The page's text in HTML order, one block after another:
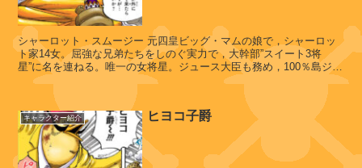
ヴ
ィ
ン
ス
モ
・
イ
そ
の
ヴ
シャーロット・スムージー 元四皇ビッグ・マムの娘で，シャーロッ
ト家14女。屈強な兄弟たちをしのぐ実力で，大幹部”スイート3将
星”に名を連ねる。唯一の女将星。ジュース大臣も務め，100％島ジュ
ースタウンを治める。”シボ...
キャラクター紹介 ヒヨコ子爵